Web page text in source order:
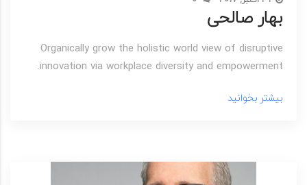
بهار صالحی
Organically grow the holistic world view of disruptive
innovation via workplace diversity and empowerment.
بیشتر بخوانید